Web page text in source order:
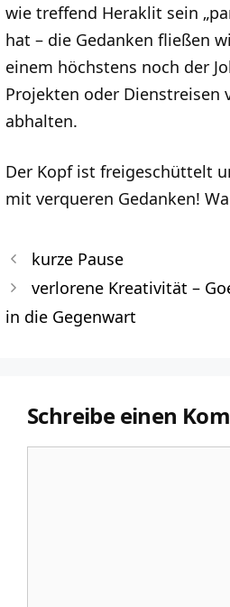
wie treffend Heraklit sein
hat – die Gedanken fließen
einem höchstens noch der
Projekten oder Dienstreisen
abhalten.
Der Kopf ist freigeschüttelt
mit verqueren Gedanken!
kurze Pause
verlorene Kreativität –
in die Gegenwart
Schreibe einen